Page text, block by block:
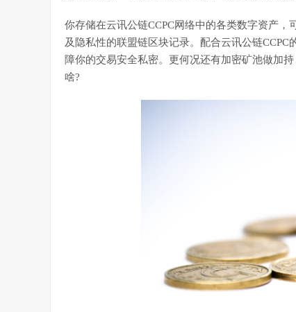
你存储在云讯公链CCPC网络中的各类数字资产
及隐私性的联盟链区块记录。配合云讯公链
障你的交易安全私密。更何况还有加密矿池做加
啥?